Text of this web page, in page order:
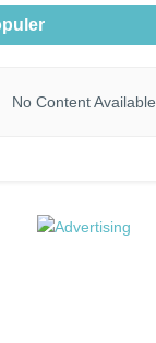
No Content Available